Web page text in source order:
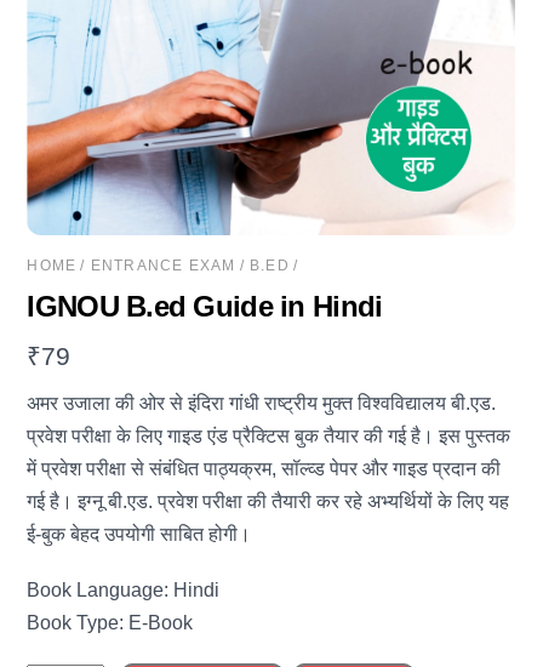
HOME / ENTRANCE EXAM / B.ED /
IGNOU B.ed Guide in Hindi
₹79
अमर उजाला की ओर से इंदिरा गांधी राष्ट्रीय मुक्त विश्वविद्यालय बी.एड.
प्रवेश परीक्षा के लिए गाइड एंड प्रैक्टिस बुक तैयार की गई है। इस पुस्तक
में प्रवेश परीक्षा से संबंधित पाठ्यक्रम, सॉल्व्ड पेपर और गाइड प्रदान की
गई है। इग्नू बी.एड. प्रवेश परीक्षा की तैयारी कर रहे अभ्यर्थियों के लिए यह
ई-बुक बेहद उपयोगी साबित होगी।
Book Language: Hindi
Book Type: E-Book